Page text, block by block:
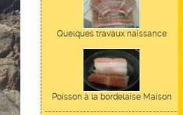
Quelques travaux naissance
Poisson à la bordelaise Maison